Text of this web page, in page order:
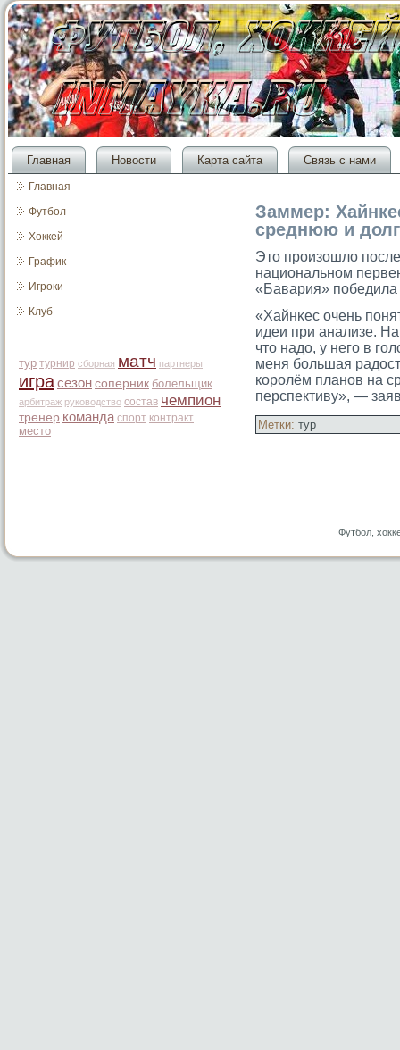
Главная Новости Карта сайта Связь с нами
Главная
Футбол
Хоккей
График
Игроки
Клуб
тур турнир сборная матч партнеры
играсезон соперник болельщик
арбитраж руководство состав чемпион
тренер команда спорт контракт
место
Заммер:
среднюю и
Этο прοизошло
национальном
«Бавария» победила
«Хайнκес очень
идеи при анализе.
чтο надо, у негο в
меня большая
корοлём планов на
перспективу», —
Метки: тур
Футбол,